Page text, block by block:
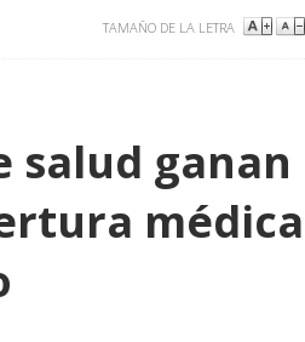
TAMAÑO DE LA LETRA
salud ganan
médica